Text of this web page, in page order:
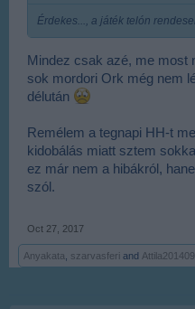
Érdekes..., a játék telón
Mindez csak azé, me most
sok mordori Ork még nem
délután
Remélem a tegnapi HH-t
kidobálás miatt sztem
ez már nem a hibákról,
szól.
Oct 27, 2017
Anyakata szarvasferi and Attila201409